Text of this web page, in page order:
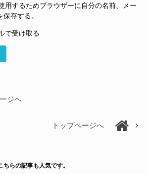
用するためブラウザーに自分の名前、メー
存する。
で受け取る
ジへ
トップページへ
ちらの記事も人気です。